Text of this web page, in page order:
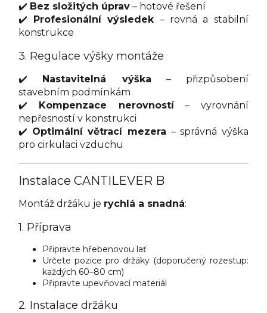
✔️ Bez složitých úprav – hotové řešení
✔️
Profesionální výsledek – rovná a stabilní
konstrukce
3. Regulace výšky montáže
✔️ Nastavitelná výška
– přizpůsobení
stavebním podmínkám
✔️
Kompenzace nerovností
– vyrovnání
nepřesností v konstrukci
✔️ Optimální větrací mezera – správná výška
pro cirkulaci vzduchu
Instalace CANTILEVER B
Montáž držáku je rychlá a snadná:
1. Příprava
Připravte hřebenovou lať
Určete pozice pro držáky (doporučený rozestup:
každých 60–80 cm)
Připravte upevňovací materiál
2. Instalace držáku